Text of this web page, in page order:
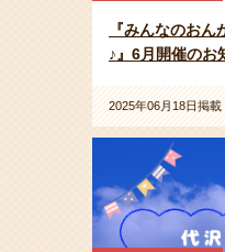
『みんなのお
♪』6月開催のお
2025年06月18日掲載